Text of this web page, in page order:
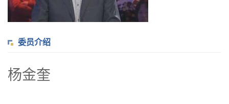
委员介绍
杨金奎